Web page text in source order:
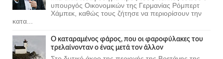
υπουργός Οικονομικών της Γερμανίας Ρόμπερτ
Χάμπεκ, καθώς τους ζήτησε να περιορίσουν την
κατα...
Ο καταραμένος φάρος, που οι φαροφύλακες του
τρελαίνονταν ο ένας μετά τον άλλον